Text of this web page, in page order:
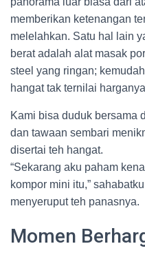
memberikan ketenangan
melelahkan. Satu hal lain
berat adalah alat masak
steel yang ringan;
hangat tak ternilai
Kami bisa duduk bersama
dan tawaan sembari
disertai teh hangat.
“Sekarang aku paham
kompor mini itu,”
menyeruput teh panasnya.
Momen